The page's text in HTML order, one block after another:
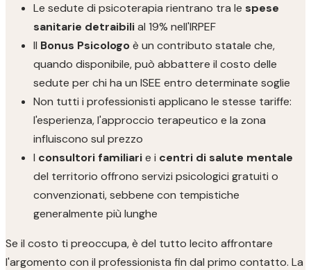
Le sedute di psicoterapia rientrano tra le spese
sanitarie detraibilial 19% nell'IRPEF
Il Bonus Psicologoè un contributo statale che,
quando disponibile, può abbattere il costo delle
sedute per chi ha un ISEE entro determinate soglie
Non tutti i professionisti applicano le stesse tariffe:
l'esperienza, l'approccio terapeutico e la zona
influiscono sul prezzo
I consultori familiarie i centri di salute mentale
del territorio offrono servizi psicologici gratuiti o
convenzionati, sebbene con tempistiche
generalmente più lunghe
Se il costo ti preoccupa, è del tutto lecito affrontare
l'argomento con il professionista fin dal primo contatto. La